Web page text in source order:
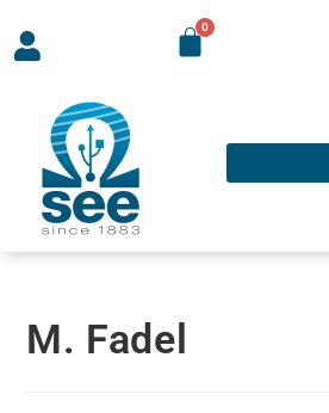
M. Fadel